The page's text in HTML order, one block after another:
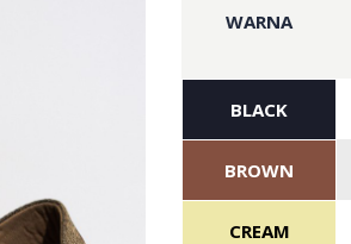
WARNA
BLACK
BROWN
CREAM